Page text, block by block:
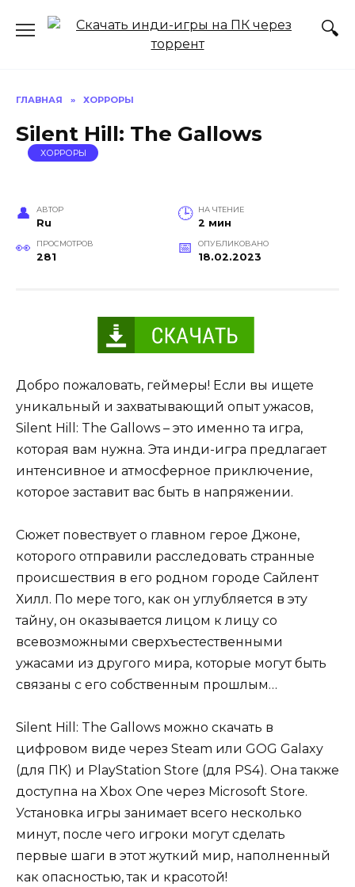
ГЛАВНАЯ » ХОРРОРЫ
Silent Hill: The Gallows
ХОРРОРЫ
АВТОР
Ru
НА ЧТЕНИЕ
2 мин
ПРОСМОТРОВ
281
ОПУБЛИКОВАНО
18.02.2023
Добро пожаловать, геймеры! Если вы ищете
уникальный и захватывающий опыт ужасов,
Silent Hill: The Gallows – это именно та игра,
которая вам нужна. Эта инди-игра предлагает
интенсивное и атмосферное приключение,
которое заставит вас быть в напряжении.
Сюжет повествует о главном герое Джоне,
которого отправили расследовать странные
происшествия в его родном городе Сайлент
Хилл. По мере того, как он углубляется в эту
тайну, он оказывается лицом к лицу со
всевозможными сверхъестественными
ужасами из другого мира, которые могут быть
связаны с его собственным прошлым…
Silent Hill: The Gallows можно скачать в
цифровом виде через Steam или GOG Galaxy
(для ПК) и PlayStation Store (для PS4). Она также
доступна на Xbox One через Microsoft Store.
Установка игры занимает всего несколько
минут, после чего игроки могут сделать
первые шаги в этот жуткий мир, наполненный
как опасностью, так и красотой!